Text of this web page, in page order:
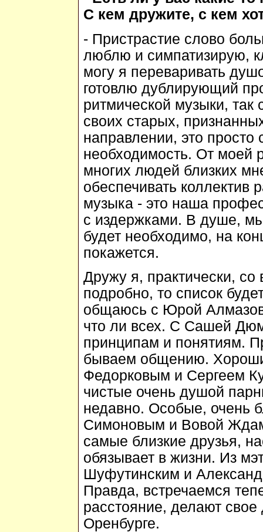
С кем дружите, с кем
- Пристрастие слово
люблю и симпатизирую,
могу я переваривать
готовлю дублирующий
ритмической музыки, так
своих старых,
направлении, это просто
необходимость. От моей
многих людей близких
обеспечивать коллектив
музыка - это наша
с издержками. В душе,
будет необходимо, на
покажется.
Дружу я, практически,
подробно, то список
общаюсь с Юрой
что ли всех. С Сашей
принципам и понятиям.
бываем общению.
Федорковым и Сергеем
чистые очень душой
недавно. Особые, очень
Симоновым и Вовой
самые близкие друзья,
обязывает в жизни. Из
Шуфутинским и
Правда, встречаемся
расстояние, делают свое
Оренбурге.